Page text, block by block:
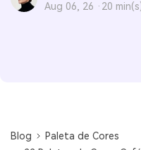
Aug 06, 26 · 20
Blog
Paleta de Cores